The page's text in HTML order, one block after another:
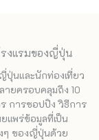
รงแรมของญี่ปุ่น
ปุ่นและนักท่องเที่ยว
ยครอบคลุมถึง 10
การชอปปิง วิธีการ
แพร่ข้อมูลที่เป็น
ๆ ของญี่ปุ่นด้วย